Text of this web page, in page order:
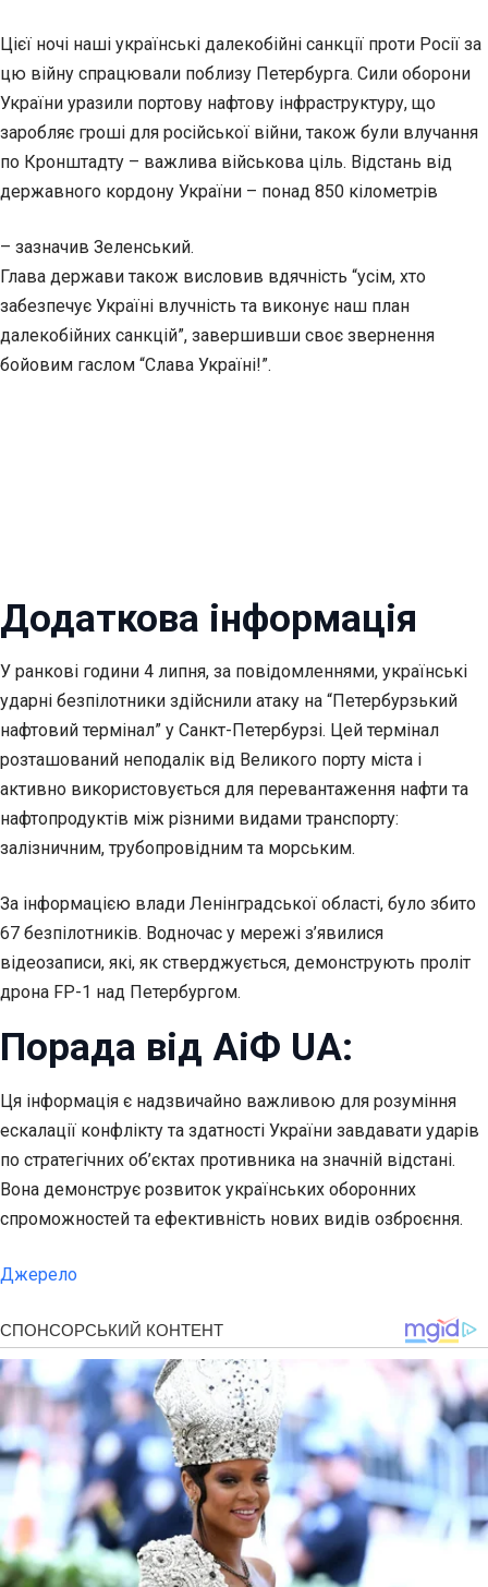
Цієї ночі наші українські далекобійні санкції проти Росії за
цю війну спрацювали поблизу Петербурга. Сили оборони
України уразили портову нафтову інфраструктуру, що
заробляє гроші для російської війни, також були влучання
по Кронштадту – важлива військова ціль. Відстань від
державного кордону України – понад 850 кілометрів
– зазначив Зеленський.
Глава держави також висловив вдячність “усім, хто
забезпечує Україні влучність та виконує наш план
далекобійних санкцій”, завершивши своє звернення
бойовим гаслом “Слава Україні!”.
Додаткова інформація
У ранкові години 4 липня, за повідомленнями, українські
ударні безпілотники здійснили атаку на “Петербурзький
нафтовий термінал” у Санкт-Петербурзі. Цей термінал
розташований неподалік від Великого порту міста і
активно використовується для перевантаження нафти та
нафтопродуктів між різними видами транспорту:
залізничним, трубопровідним та морським.
За інформацією влади Ленінградської області, було збито
67 безпілотників. Водночас у мережі з’явилися
відеозаписи, які, як стверджується, демонструють проліт
дрона FP-1 над Петербургом.
Порада від АіФ UA:
Ця інформація є надзвичайно важливою для розуміння
ескалації конфлікту та здатності України завдавати ударів
по стратегічних об’єктах противника на значній відстані.
Вона демонструє розвиток українських оборонних
спроможностей та ефективність нових видів озброєння.
Джерело